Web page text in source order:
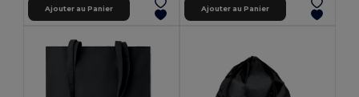
Ajouter au Panier Ajouter au Panier